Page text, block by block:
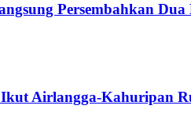
Persembahkan
Airlangga-Kahuripan